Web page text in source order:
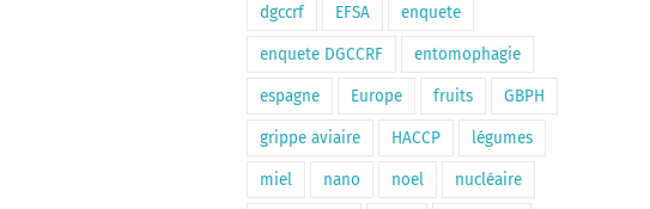
dgccrf EFSA enquete
enquete DGCCRF entomophagie
espagne Europe fruits GBPH
grippe aviaire HACCP légumes
miel nano noel nucléaire